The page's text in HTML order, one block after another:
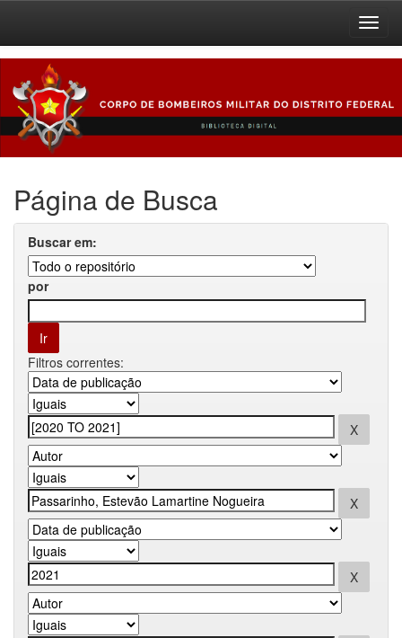
navigation
Página de Busca
Buscar em:
por
Filtros correntes: